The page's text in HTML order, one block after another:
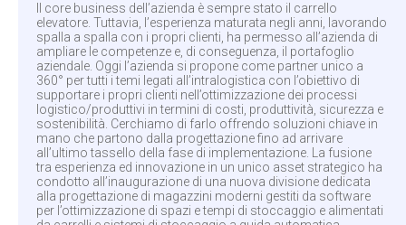
Il core business dell’azienda è sempre stato il carrello
elevatore. Tuttavia, l’esperienza maturata negli anni, lavorando
spalla a spalla con i propri clienti, ha permesso all’azienda di
ampliare le competenze e, di conseguenza, il portafoglio
aziendale. Oggi l’azienda si propone come partner unico a
360° per tutti i temi legati all’intralogistica con l’obiettivo di
supportare i propri clienti nell’ottimizzazione dei processi
logistico/produttivi in termini di costi, produttività, sicurezza e
sostenibilità. Cerchiamo di farlo offrendo soluzioni chiave in
mano che partono dalla progettazione fino ad arrivare
all’ultimo tassello della fase di implementazione. La fusione
tra esperienza ed innovazione in un unico asset strategico ha
condotto all’inaugurazione di una nuova divisione dedicata
alla progettazione di magazzini moderni gestiti da software
per l’ottimizzazione di spazi e tempi di stoccaggio e alimentati